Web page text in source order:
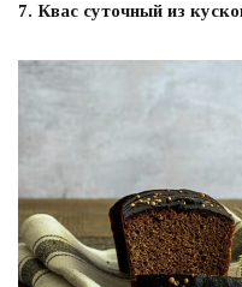
7. Квас суточный из